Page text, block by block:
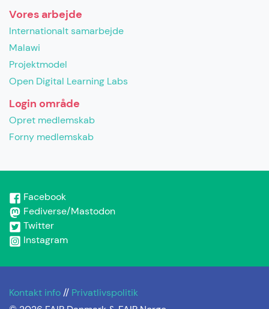
Vores arbejde
Internationalt samarbejde
Malawi
Projektmodel
Open Digital Learning Labs
Login område
Opret medlemskab
Forny medlemskab
Facebook
Fediverse/Mastodon
Twitter
Instagram
Kontakt info// Privatlivspolitik